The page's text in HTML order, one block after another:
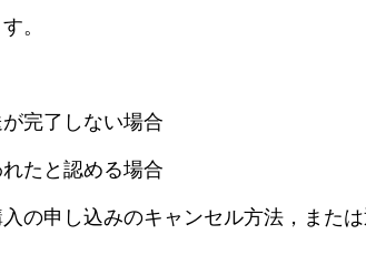
。
完了しない場合
たと認める場合
の申し込みのキャンセル方法，また